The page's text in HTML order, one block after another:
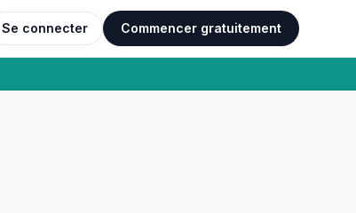
Se connecter Commencer gratuitement